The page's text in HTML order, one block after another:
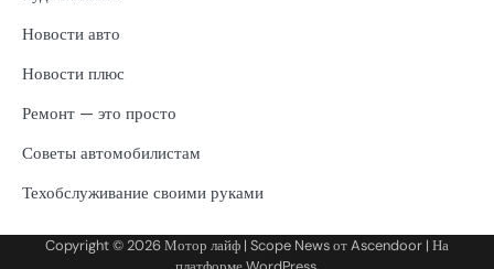
Новости авто
Новости плюс
Ремонт — это просто
Советы автомобилистам
Техобслуживание своими руками
Copyright © 2026Мотор лайф | Scope News отAscendoor | На